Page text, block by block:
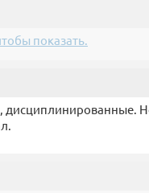
показать.